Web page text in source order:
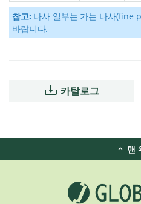
참고: 나사 일부는 가는 나사(fine
바랍니다.
카탈로그
맨